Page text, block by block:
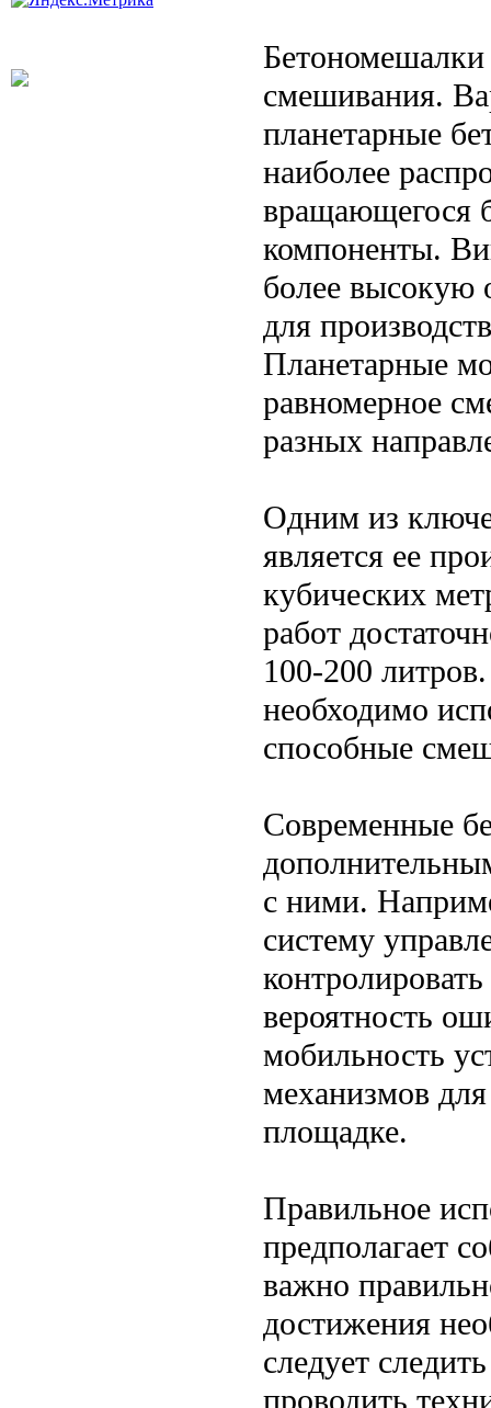
Бетономешалки
смешивания.
планетарные
наиболее
вращающегося
компоненты.
более высокую
для
Планетарные
равномерное
разных
Одним из
является ее
кубических
работ
100-200
необходимо
способные
Современные
с ними.
систему
вероятность
мобильность
механизмов
площадке.
Правильное
предполагает
важно
достижения
следует
проводить